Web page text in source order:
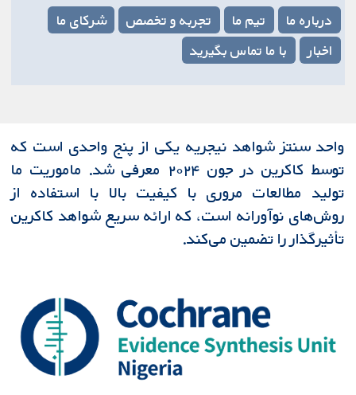
درباره ما تیم ما تجربه و تخصص
شرکای ما
اخبار
با ما تماس بگیرید
واحد سنتز شواهد نیجریه یکی از پنج واحدی است که
توسط کاکرین در جون ۲۰۲۴ معرفی شد. ماموریت ما
تولید مطالعات مروری با کیفیت بالا با استفاده از
روش‌های نوآورانه است، که ارائه سریع شواهد کاکرین
تأثیرگذار را تضمین می‌کند.